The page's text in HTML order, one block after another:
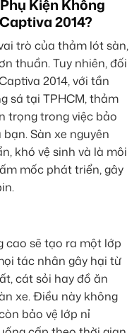
Kiện Không
2014?
trò của thảm lót sàn,
thuần. Tuy nhiên, đối
2014, với tần
sá tại TPHCM, thảm
trọng trong việc bảo
Sàn xe nguyên
khó vệ sinh và là môi
mốc phát triển, gây
cao sẽ tạo ra một lớp
tác nhân gây hại từ
cát sỏi hay đồ ăn
xe. Điều này không
bảo vệ lớp nỉ